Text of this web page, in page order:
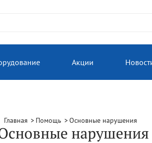
Акции
Главная Помощь Основные нарушения
нарушения